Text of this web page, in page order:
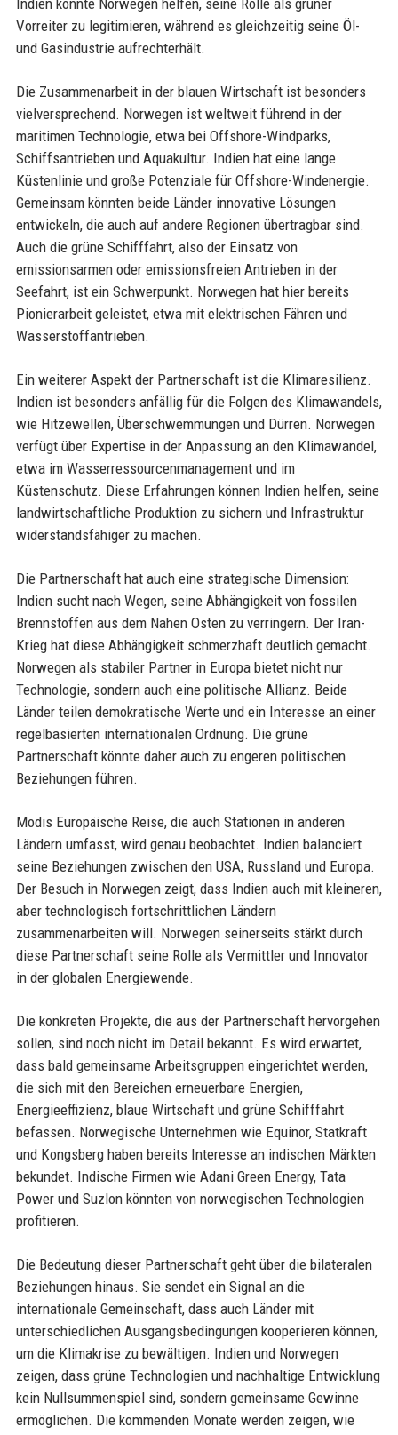
Indien könnte Norwegen helfen, seine Rolle als grüner
Vorreiter zu legitimieren, während es gleichzeitig seine Öl-
und Gasindustrie aufrechterhält.
Die Zusammenarbeit in der blauen Wirtschaft ist besonders
vielversprechend. Norwegen ist weltweit führend in der
maritimen Technologie, etwa bei Offshore-Windparks,
Schiffsantrieben und Aquakultur. Indien hat eine lange
Küstenlinie und große Potenziale für Offshore-Windenergie.
Gemeinsam könnten beide Länder innovative Lösungen
entwickeln, die auch auf andere Regionen übertragbar sind.
Auch die grüne Schifffahrt, also der Einsatz von
emissionsarmen oder emissionsfreien Antrieben in der
Seefahrt, ist ein Schwerpunkt. Norwegen hat hier bereits
Pionierarbeit geleistet, etwa mit elektrischen Fähren und
Wasserstoffantrieben.
Ein weiterer Aspekt der Partnerschaft ist die Klimaresilienz.
Indien ist besonders anfällig für die Folgen des Klimawandels,
wie Hitzewellen, Überschwemmungen und Dürren. Norwegen
verfügt über Expertise in der Anpassung an den Klimawandel,
etwa im Wasserressourcenmanagement und im
Küstenschutz. Diese Erfahrungen können Indien helfen, seine
landwirtschaftliche Produktion zu sichern und Infrastruktur
widerstandsfähiger zu machen.
Die Partnerschaft hat auch eine strategische Dimension:
Indien sucht nach Wegen, seine Abhängigkeit von fossilen
Brennstoffen aus dem Nahen Osten zu verringern. Der Iran-
Krieg hat diese Abhängigkeit schmerzhaft deutlich gemacht.
Norwegen als stabiler Partner in Europa bietet nicht nur
Technologie, sondern auch eine politische Allianz. Beide
Länder teilen demokratische Werte und ein Interesse an einer
regelbasierten internationalen Ordnung. Die grüne
Partnerschaft könnte daher auch zu engeren politischen
Beziehungen führen.
Modis Europäische Reise, die auch Stationen in anderen
Ländern umfasst, wird genau beobachtet. Indien balanciert
seine Beziehungen zwischen den USA, Russland und Europa.
Der Besuch in Norwegen zeigt, dass Indien auch mit kleineren,
aber technologisch fortschrittlichen Ländern
zusammenarbeiten will. Norwegen seinerseits stärkt durch
diese Partnerschaft seine Rolle als Vermittler und Innovator
in der globalen Energiewende.
Die konkreten Projekte, die aus der Partnerschaft hervorgehen
sollen, sind noch nicht im Detail bekannt. Es wird erwartet,
dass bald gemeinsame Arbeitsgruppen eingerichtet werden,
die sich mit den Bereichen erneuerbare Energien,
Energieeffizienz, blaue Wirtschaft und grüne Schifffahrt
befassen. Norwegische Unternehmen wie Equinor, Statkraft
und Kongsberg haben bereits Interesse an indischen Märkten
bekundet. Indische Firmen wie Adani Green Energy, Tata
Power und Suzlon könnten von norwegischen Technologien
profitieren.
Die Bedeutung dieser Partnerschaft geht über die bilateralen
Beziehungen hinaus. Sie sendet ein Signal an die
internationale Gemeinschaft, dass auch Länder mit
unterschiedlichen Ausgangsbedingungen kooperieren können,
um die Klimakrise zu bewältigen. Indien und Norwegen
zeigen, dass grüne Technologien und nachhaltige Entwicklung
kein Nullsummenspiel sind, sondern gemeinsame Gewinne
ermöglichen. Die kommenden Monate werden zeigen, wie